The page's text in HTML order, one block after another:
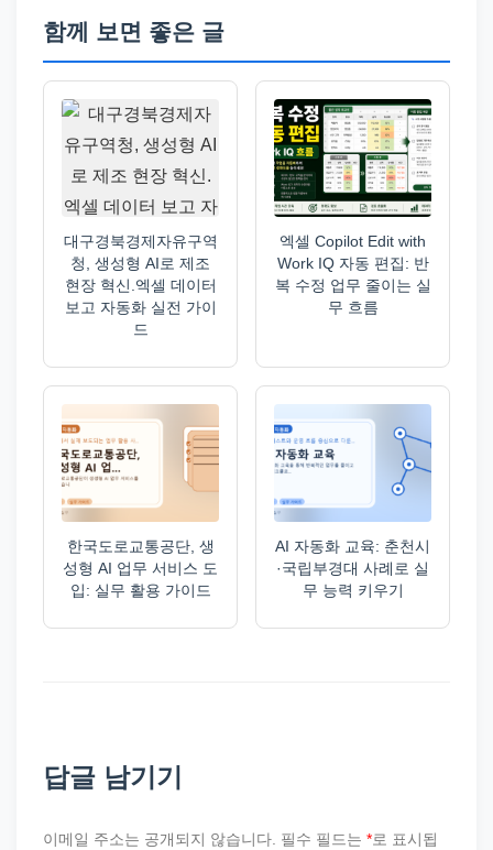
함께 보면 좋은 글
대구경북경제자유구역
청, 생성형 AI로 제조
현장 혁신.엑셀 데이터
보고 자동화 실전 가이
드
엑셀 Copilot Edit with
Work IQ 자동 편집: 반
복 수정 업무 줄이는 실
무 흐름
한국도로교통공단, 생
성형 AI 업무 서비스 도
입: 실무 활용 가이드
AI 자동화 교육: 춘천시
·국립부경대 사례로 실
무 능력 키우기
답글 남기기
이메일 주소는 공개되지 않습니다. 필수 필드는 *로 표시됩